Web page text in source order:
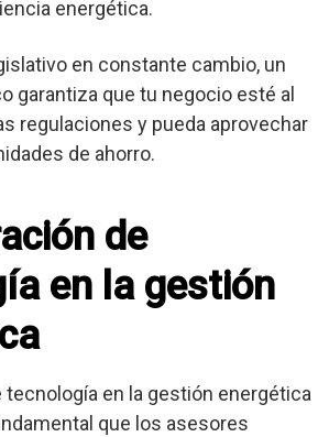
energética.
en constante cambio, un
garantiza que tu negocio esté al
regulaciones y pueda aprovechar
de ahorro.
de
en la gestión
tecnología en la gestión energética
que los asesores